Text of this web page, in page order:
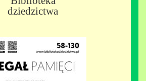
dziedzictwa